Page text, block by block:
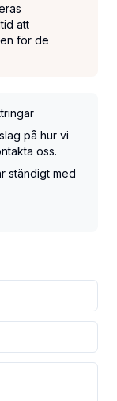
att
för de
på hur vi
oss.
ständigt med